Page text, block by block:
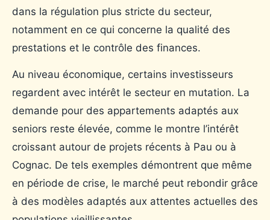
dans la régulation plus stricte du secteur,
notamment en ce qui concerne la qualité des
prestations et le contrôle des finances.
Au niveau économique, certains investisseurs
regardent avec intérêt le secteur en mutation. La
demande pour des appartements adaptés aux
seniors reste élevée, comme le montre l’intérêt
croissant autour de projets récents à Pau ou à
Cognac. De tels exemples démontrent que même
en période de crise, le marché peut rebondir grâce
à des modèles adaptés aux attentes actuelles des